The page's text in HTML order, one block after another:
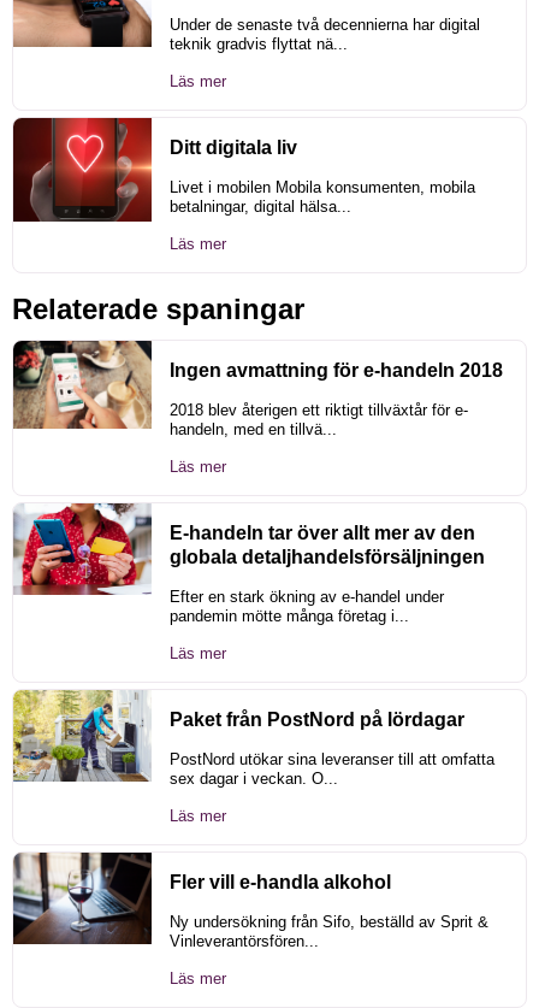
Under de senaste två decennierna har digital
teknik gradvis flyttat nä...
Läs mer
Ditt digitala liv
Livet i mobilen Mobila konsumenten, mobila
betalningar, digital hälsa...
Läs mer
Relaterade spaningar
Ingen avmattning för e-handeln 2018
2018 blev återigen ett riktigt tillväxtår för e-
handeln, med en tillvä...
Läs mer
E-handeln tar över allt mer av den
globala detaljhandelsförsäljningen
Efter en stark ökning av e-handel under
pandemin mötte många företag i...
Läs mer
Paket från PostNord på lördagar
PostNord utökar sina leveranser till att omfatta
sex dagar i veckan. O...
Läs mer
Fler vill e-handla alkohol
Ny undersökning från Sifo, beställd av Sprit &
Vinleverantörsfören...
Läs mer